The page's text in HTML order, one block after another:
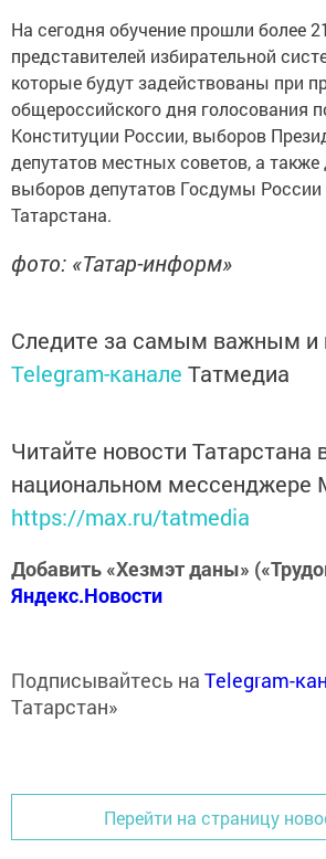
На сегодня обучение прошли более
представителей избирательной
которые будут задействованы при
общероссийского дня голосования
Конституции России, выборов
депутатов местных советов, а
выборов депутатов Госдумы России
Татарстана.
фото: «Татар-информ»
Следите за самым важным и
Telegram-канале Татмедиа
Читайте новости Татарстана
национальном мессенджере
https://max.ru/tatmedia
Добавить «Хезмэт даны»
Яндекс.Новости
Подписывайтесь на Telegram-
Татарстан»
Перейти на страницу